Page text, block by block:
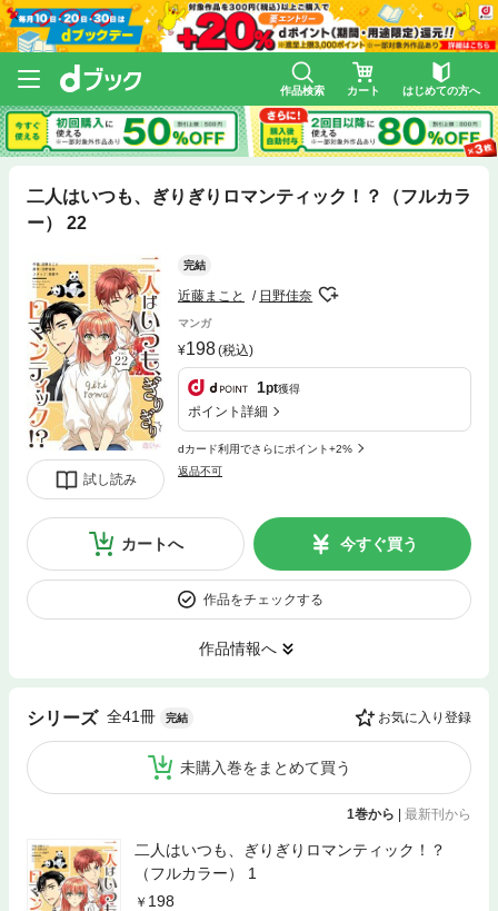
作品検索 カート はじめての方へ
二人はいつも、ぎりぎりロマンティック！？（フルカラ
ー） 22
試し読み
完結
近藤まこと 日野佳奈
マンガ
198(税込)
1pt獲得
ポイント詳細
dカード利用でさらにポイント+2%
返品不可
カートへ 今すぐ買う
作品をチェックする
作品情報へ
シリーズ 全41冊 完結 お気に入り登録
未購入巻をまとめて買う
1巻から | 最新刊から
二人はいつも、ぎりぎりロマンティック！？
（フルカラー） 1
198